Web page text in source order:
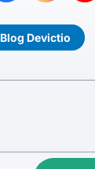
Blog Devictio